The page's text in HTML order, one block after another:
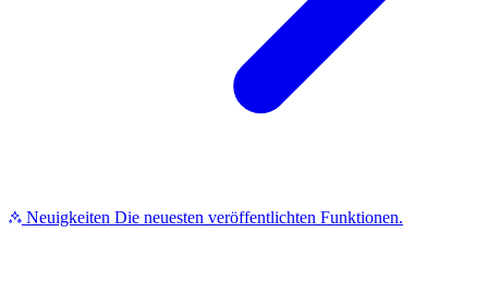
Neuigkeiten Die neuesten veröffentlichten Funktionen.